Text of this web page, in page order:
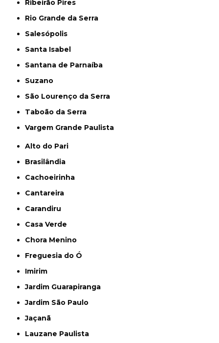
Ribeirão Pires
Rio Grande da Serra
Salesópolis
Santa Isabel
Santana de Parnaíba
Suzano
São Lourenço da Serra
Taboão da Serra
Vargem Grande Paulista
Alto do Pari
Brasilândia
Cachoeirinha
Cantareira
Carandiru
Casa Verde
Chora Menino
Freguesia do Ó
Imirim
Jardim Guarapiranga
Jardim São Paulo
Jaçanã
Lauzane Paulista